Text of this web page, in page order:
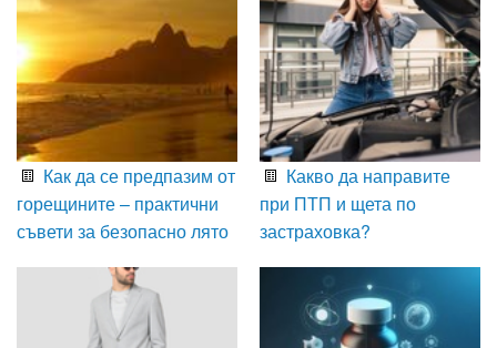
Как да се предпазим от
горещините – практични
съвети за безопасно лято
Какво да направите
при ПТП и щета по
застраховка?